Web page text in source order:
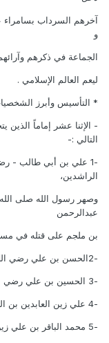
آخرهم السرداب بسامراء
و
الجماعة في ذكرهم
ليعم العالم الإسلامي .
* التأسيس وأبرز
- الإثنا عشر إماماً
التالي :-
-1 علي بن أبي طالب -
الراشدين،
وصهر رسول الله صلى الله
عبدالرحمن
بن ملجم على قتله في مسجد الكوفة
-2الحسن بن علي رضي الله عنهما ويلقبونه بالمجتبي
-3 الحسين بن علي رضي الله عنهما ويلقبونه بالشهيد.
-4 علي زين العابدين بن الحسين (80-122هـ )ويلقبونه بالسَّجَّاد.
-5 محمد الباقر بن علي زين العابدين ( ت 114 هـ ) ويلقبونه بالباقر.